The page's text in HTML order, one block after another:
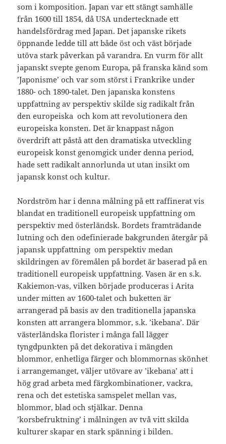
som i komposition. Japan var ett stängt samhälle
från 1600 till 1854, då USA undertecknade ett
handelsfördrag med Japan. Det japanske rikets
öppnande ledde till att både öst och väst började
utöva stark påverkan på varandra. En vurm för allt
japanskt svepte genom Europa, på franska känd som
’Japonisme’ och var som störst i Frankrike under
1880- och 1890-talet. Den japanska konstens
uppfattning av perspektiv skilde sig radikalt från
den europeiska och kom att revolutionera den
europeiska konsten. Det är knappast någon
överdrift att påstå att den dramatiska utveckling
europeisk konst genomgick under denna period,
hade sett radikalt annorlunda ut utan insikt om
japansk konst och kultur.
Nordström har i denna målning på ett raffinerat vis
blandat en traditionell europeisk uppfattning om
perspektiv med österländsk. Bordets framträdande
lutning och den odefinierade bakgrunden återgår på
japansk uppfattning om perspektiv medan
skildringen av föremålen på bordet är baserad på en
traditionell europeisk uppfattning. Vasen är en s.k.
Kakiemon-vas, vilken började produceras i Arita
under mitten av 1600-talet och buketten är
arrangerad på basis av den traditionella japanska
konsten att arrangera blommor, s.k. ’ikebana’. Där
västerländska florister i många fall lägger
tyngdpunkten på det dekorativa i mängden
blommor, enhetliga färger och blommornas skönhet
i arrangemanget, väljer utövare av ’ikebana’ att i
hög grad arbeta med färgkombinationer, vackra,
rena och det estetiska samspelet mellan vas,
blommor, blad och stjälkar. Denna
’korsbefruktning’ i målningen av två vitt skilda
kulturer skapar en stark spänning i bilden.